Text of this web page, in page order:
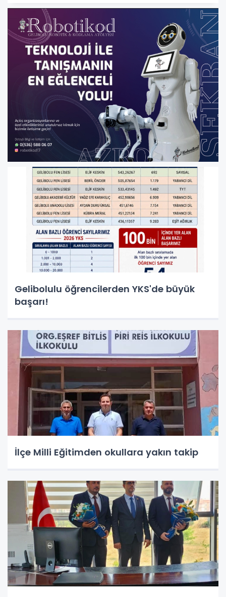
Gelibolulu öğrencilerden YKS'de büyük
başarı!
İlçe Milli Eğitimden okullara yakın takip